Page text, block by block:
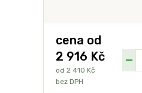
cena od
2 916 Kč
od 2 410 Kč
bez DPH